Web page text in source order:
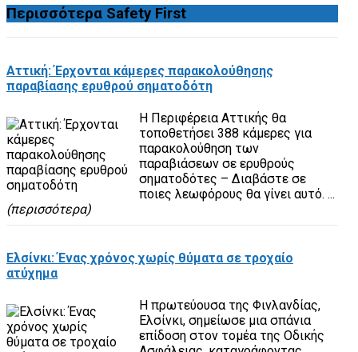
Περισσότερα Safety First
Αττική: Έρχονται κάμερες παρακολούθησης
παραβίασης ερυθρού σηματοδότη
Η Περιφέρεια Αττικής θα
τοποθετήσει 388 κάμερες για
παρακολούθηση των
παραβιάσεων σε ερυθρούς
σηματοδότες – Διαβάστε σε
ποιες λεωφόρους θα γίνει αυτό. ...
(περισσότερα)
Ελσίνκι: Ένας χρόνος χωρίς θύματα σε τροχαίο
ατύχημα
Η πρωτεύουσα της Φινλανδίας,
Ελσίνκι, σημείωσε μια σπάνια
επίδοση στον τομέα της Οδικής